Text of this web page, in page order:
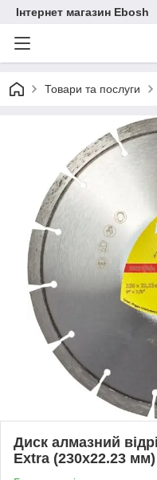
Інтернет магазин Ebosh
Товари та послуги
Диск алмазний
Extra (230x22.23 мм)